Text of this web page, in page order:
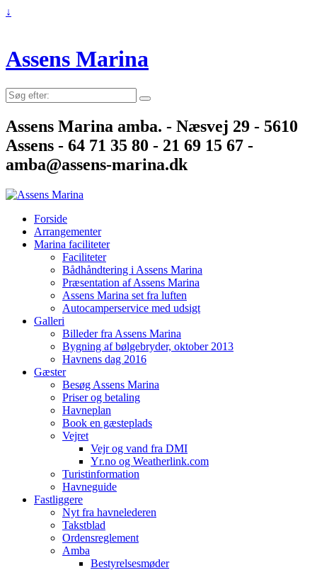
↓
Assens Marina
Søg
efter:
Assens Marina amba. - Næsvej 29 - 5610
Assens - 64 71 35 80 - 21 69 15 67 -
amba@assens-marina.dk
Forside
Arrangementer
Marina faciliteter
Faciliteter
Bådhåndtering i Assens Marina
Præsentation af Assens Marina
Assens Marina set fra luften
Autocamperservice med udsigt
Galleri
Billeder fra Assens Marina
Bygning af bølgebryder, oktober 2013
Havnens dag 2016
Gæster
Besøg Assens Marina
Priser og betaling
Havneplan
Book en gæsteplads
Vejret
Vejr og vand fra DMI
Yr.no og Weatherlink.com
Turistinformation
Havneguide
Fastliggere
Nyt fra havnelederen
Takstblad
Ordensreglement
Amba
Bestyrelsesmøder